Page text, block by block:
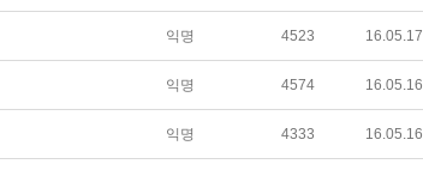
익명 4523 16.05.17
익명 4574 16.05.16
익명 4333 16.05.16